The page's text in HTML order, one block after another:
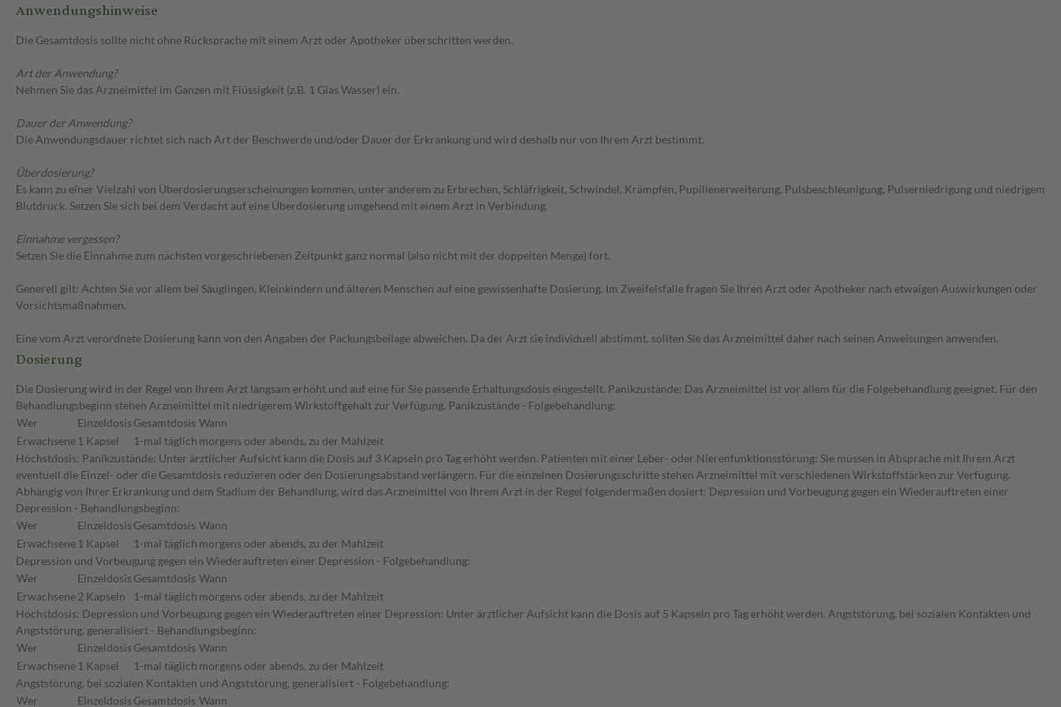
Anwendungshinweise
Die Gesamtdosis sollte nicht ohne Rücksprache mit einem Arzt oder Apotheker überschritten werden.
Art der Anwendung?
Nehmen Sie das Arzneimittel im Ganzen mit Flüssigkeit (z.B. 1 Glas Wasser) ein.
Dauer der Anwendung?
Die Anwendungsdauer richtet sich nach Art der Beschwerde und/oder Dauer der Erkrankung und wird deshalb nur von Ihrem Arzt bestimmt.
Überdosierung?
Es kann zu einer Vielzahl von Überdosierungserscheinungen kommen, unter anderem zu Erbrechen, Schläfrigkeit, Schwindel, Krämpfen, Pupillenerweiterung, Pulsbeschleunigung, Pulserniedrigung und niedrigem
Blutdruck. Setzen Sie sich bei dem Verdacht auf eine Überdosierung umgehend mit einem Arzt in Verbindung.
Einnahme vergessen?
Setzen Sie die Einnahme zum nächsten vorgeschriebenen Zeitpunkt ganz normal (also nicht mit der doppelten Menge) fort.
Generell gilt: Achten Sie vor allem bei Säuglingen, Kleinkindern und älteren Menschen auf eine gewissenhafte Dosierung. Im Zweifelsfalle fragen Sie Ihren Arzt oder Apotheker nach etwaigen Auswirkungen oder
Vorsichtsmaßnahmen.
Eine vom Arzt verordnete Dosierung kann von den Angaben der Packungsbeilage abweichen. Da der Arzt sie individuell abstimmt, sollten Sie das Arzneimittel daher nach seinen Anweisungen anwenden.
Dosierung
Die Dosierung wird in der Regel von Ihrem Arzt langsam erhöht und auf eine für Sie passende Erhaltungsdosis eingestellt. Panikzustände: Das Arzneimittel ist vor allem für die Folgebehandlung geeignet. Für den
Behandlungsbeginn stehen Arzneimittel mit niedrigerem Wirkstoffgehalt zur Verfügung. Panikzustände - Folgebehandlung:
Wer
Einzeldosis Gesamtdosis Wann
Erwachsene 1 Kapsel 1-mal täglich morgens oder abends, zu der Mahlzeit
Höchstdosis: Panikzustände: Unter ärztlicher Aufsicht kann die Dosis auf 3 Kapseln pro Tag erhöht werden. Patienten mit einer Leber- oder Nierenfunktionsstörung: Sie müssen in Absprache mit Ihrem Arzt
eventuell die Einzel- oder die Gesamtdosis reduzieren oder den Dosierungsabstand verlängern. Für die einzelnen Dosierungsschritte stehen Arzneimittel mit verschiedenen Wirkstoffstärken zur Verfügung.
Abhängig von Ihrer Erkrankung und dem Stadium der Behandlung, wird das Arzneimittel von Ihrem Arzt in der Regel folgendermaßen dosiert: Depression und Vorbeugung gegen ein Wiederauftreten einer
Depression - Behandlungsbeginn:
Wer
Einzeldosis Gesamtdosis Wann
Erwachsene 1 Kapsel 1-mal täglich morgens oder abends, zu der Mahlzeit
Depression und Vorbeugung gegen ein Wiederauftreten einer Depression - Folgebehandlung:
Wer
Einzeldosis Gesamtdosis Wann
Erwachsene2 Kapseln 1-mal täglich morgens oder abends, zu der Mahlzeit
Höchstdosis: Depression und Vorbeugung gegen ein Wiederauftreten einer Depression: Unter ärztlicher Aufsicht kann die Dosis auf 5 Kapseln pro Tag erhöht werden. Angststörung, bei sozialen Kontakten und
Angststörung, generalisiert - Behandlungsbeginn:
Wer
Einzeldosis Gesamtdosis Wann
Erwachsene 1 Kapsel 1-mal täglich morgens oder abends, zu der Mahlzeit
Angststörung, bei sozialen Kontakten und Angststörung, generalisiert - Folgebehandlung:
Wer
Einzeldosis Gesamtdosis Wann